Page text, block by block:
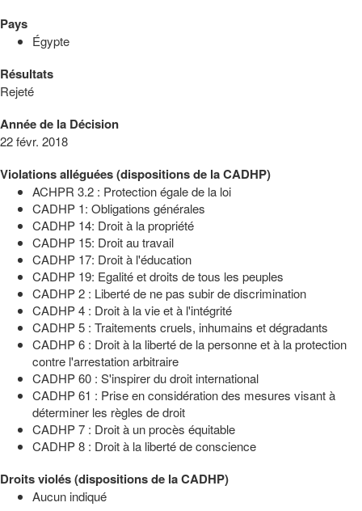
Pays
Égypte
Résultats
Rejeté
Année de la Décision
22 févr. 2018
Violations alléguées (dispositions de la CADHP)
ACHPR 3.2 : Protection égale de la loi
CADHP 1: Obligations générales
CADHP 14: Droit à la propriété
CADHP 15: Droit au travail
CADHP 17: Droit à l'éducation
CADHP 19: Egalité et droits de tous les peuples
CADHP 2 : Liberté de ne pas subir de discrimination
CADHP 4 : Droit à la vie et à l'intégrité
CADHP 5 : Traitements cruels, inhumains et dégradants
CADHP 6 : Droit à la liberté de la personne et à la protection
contre l'arrestation arbitraire
CADHP 60 : S'inspirer du droit international
CADHP 61 : Prise en considération des mesures visant à
déterminer les règles de droit
CADHP 7 : Droit à un procès équitable
CADHP 8 : Droit à la liberté de conscience
Droits violés (dispositions de la CADHP)
Aucun indiqué